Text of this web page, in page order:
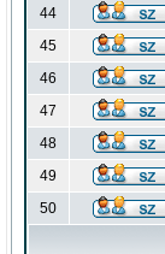
44
45
46
47
48
49
50